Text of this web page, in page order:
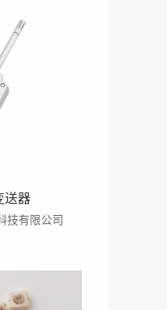
送器
技有限公司